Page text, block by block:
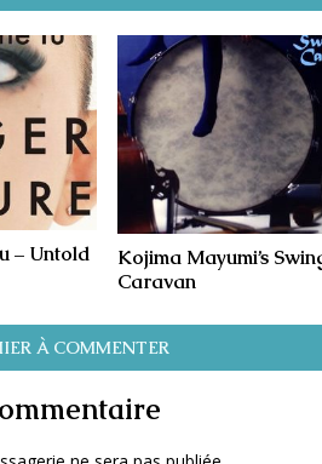
– Untold
Kojima Mayumi’s
Caravan
À COMMENTER